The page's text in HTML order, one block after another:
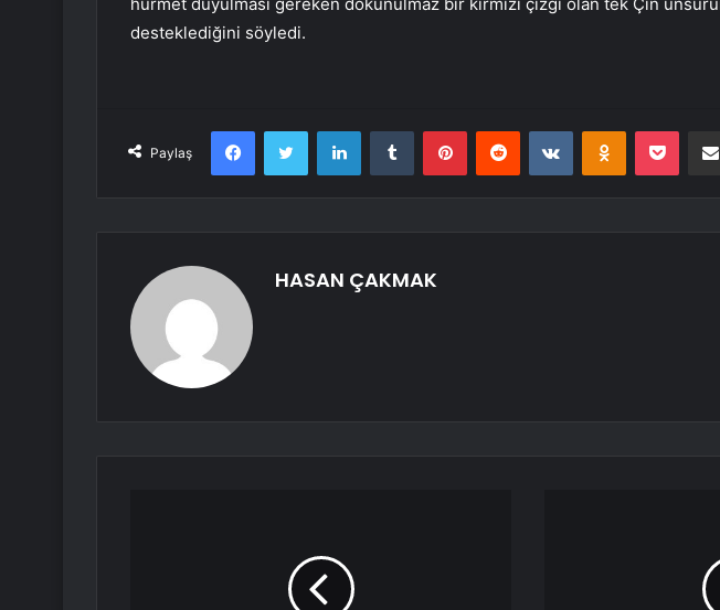
desteklediğini söyledi.
Paylaş
FacebookTwitter LinkedInTumblr PinterestReddit VKontakteOdnoklassniki
Pocket
HASAN ÇAKMAK